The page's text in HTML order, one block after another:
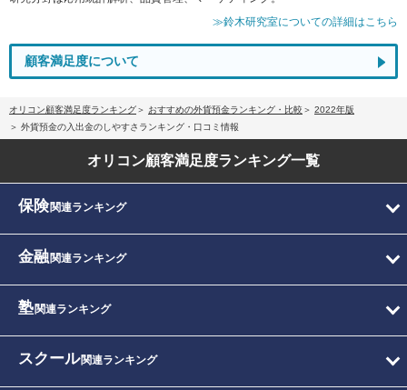
≫鈴木研究室についての詳細はこちら
顧客満足度について
オリコン顧客満足度ランキング おすすめの外貨預金ランキング・比較
2022年版
外貨預金の入出金のしやすさランキング・口コミ情報
オリコン顧客満足度ランキング一覧
保険関連ランキング
金融関連ランキング
塾関連ランキング
スクール関連ランキング